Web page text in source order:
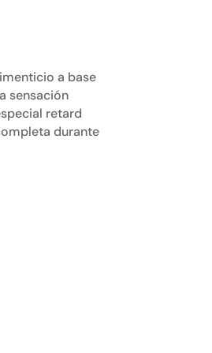
a base
sensación
retard
durante